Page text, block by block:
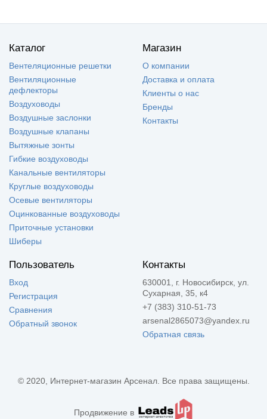
Каталог
Вентеляционные решетки
Вентиляционные
дефлекторы
Воздуховоды
Воздушные заслонки
Воздушные клапаны
Вытяжные зонты
Гибкие воздуховоды
Канальные вентиляторы
Круглые воздуховоды
Осевые вентиляторы
Оцинкованные воздуховоды
Приточные установки
Шиберы
Магазин
О компании
Доставка и оплата
Клиенты о нас
Бренды
Контакты
Пользователь
Вход
Регистрация
Сравнения
Обратный звонок
Контакты
630001, г. Новосибирск, ул.
Сухарная, 35, к4
+7 (383) 310-51-73
arsenal2865073@yandex.ru
Обратная связь
© 2020, Интернет-магазин Арсенал. Все права защищены.
Продвижение в